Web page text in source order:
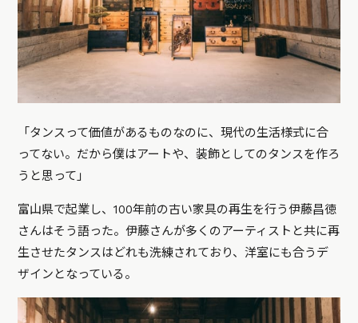
「タンスって価値があるものなのに、現代の生活様式に合
ってない。だから僕はアートや、装飾としてのタンスを作ろ
うと思って」
富山県で起業し、100年前の古い家具の再生を行う伊藤昌徳
さんはそう語った。伊藤さんが多くのアーティストと共に再
生させたタンスはどれも洗練されており、洋室にも合うデ
ザインとなっている。